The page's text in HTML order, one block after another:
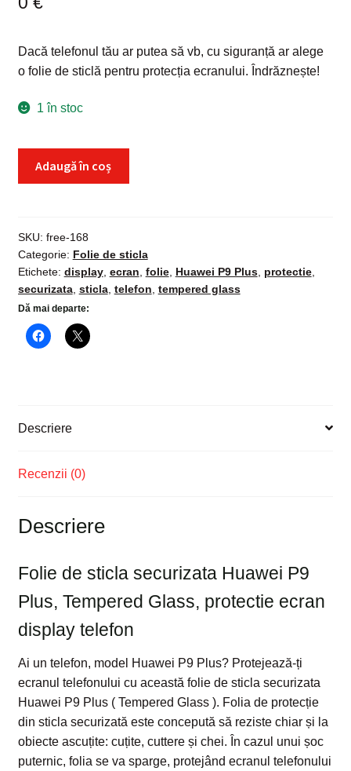
Dacă telefonul tău ar putea să vb, cu siguranță ar alege
o folie de sticlă pentru protecția ecranului. Îndrăznește!
1 în stoc
securizata
Huawei
P9
Plus,
Tempered
Glass,
Adaugă în coș
SKU: free-168
Categorie: Folie de sticla
Etichete: display, ecran folie, Huawei P9 Plus, protectie,
securizata, sticla, telefon tempered glass
Dă mai departe:
Descriere
Recenzii (0)
Descriere
Folie de sticla securizata Huawei P9
Plus, Tempered Glass, protectie ecran
display telefon
Ai un telefon, model Huawei P9 Plus? Protejează-ți
ecranul telefonului cu această folie de sticla securizata
Huawei P9 Plus ( Tempered Glass ). Folia de protecție
din sticla securizată este concepută să reziste chiar și la
obiecte ascuțite: cuțite, cuttere și chei. În cazul unui șoc
puternic, folia se va sparge, protejând ecranul telefonului